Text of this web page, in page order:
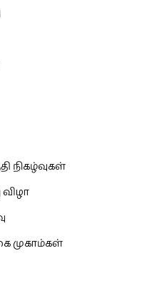
நிகழ்வுகள்
முகாம்கள்